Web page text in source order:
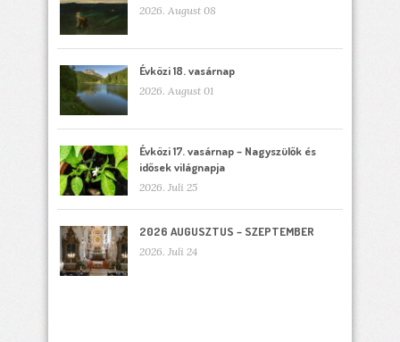
2026. August 08
Évközi 18. vasárnap
2026. August 01
Évközi 17. vasárnap – Nagyszülők és
idősek világnapja
2026. Juli 25
2026 AUGUSZTUS – SZEPTEMBER
2026. Juli 24